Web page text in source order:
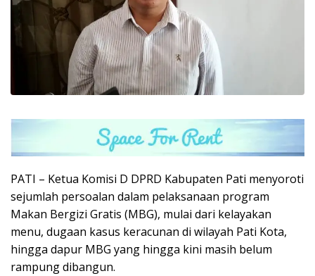
PATI – Ketua Komisi D DPRD Kabupaten Pati menyoroti
sejumlah persoalan dalam pelaksanaan program
Makan Bergizi Gratis (MBG), mulai dari kelayakan
menu, dugaan kasus keracunan di wilayah Pati Kota,
hingga dapur MBG yang hingga kini masih belum
rampung dibangun.